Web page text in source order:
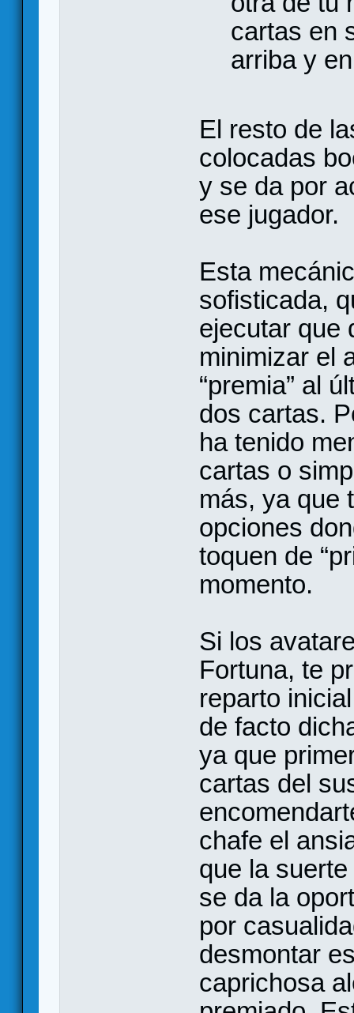
cartas en
arriba y
El resto de
colocadas
y se da por
ese jugador.
Esta
sofisticada,
ejecutar que
minimizar el
“premia” al
dos cartas.
ha tenido
cartas o
más, ya que
opciones
toquen de
momento.
Si los
Fortuna, te
reparto
de facto
ya que
cartas del
chafe el
que la
se da la
por
desmontar
caprichosa